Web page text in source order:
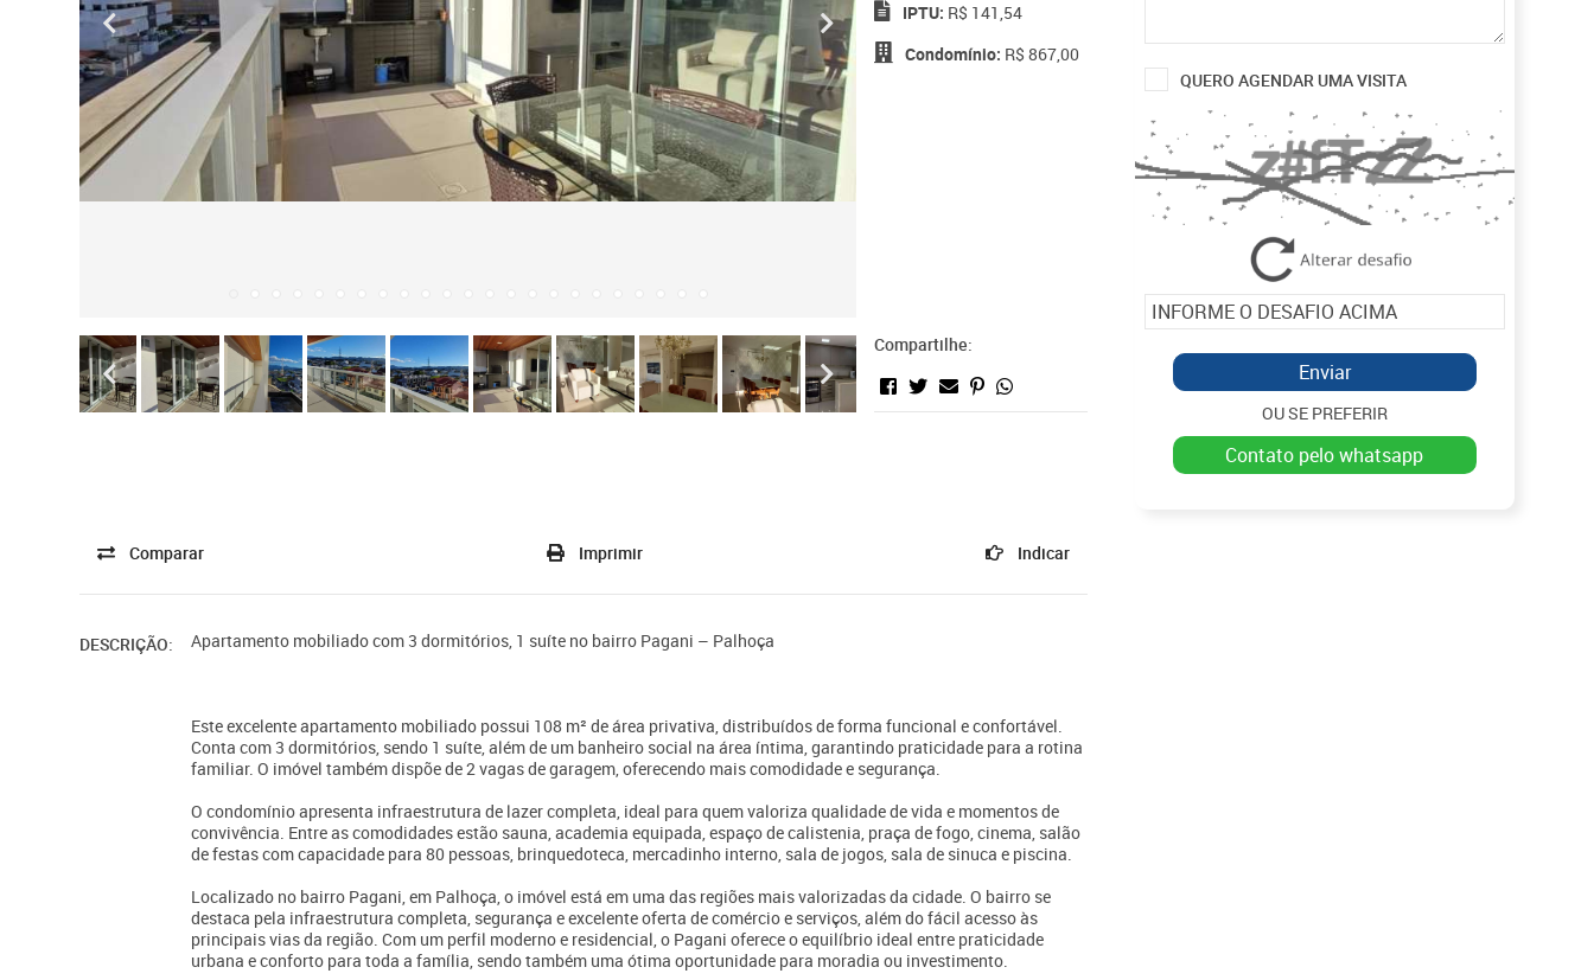
QUERO AGENDAR UMA VISITA
Enviar
OU SE PREFERIR
contato pelo whatsapp
IPTU: R$ 141,54
Condomínio: R$ 867,00
Compartilhe:
Comparar Imprimir Indicar
DESCRIÇÃO: Apartamento mobiliado com 3 dormitórios, 1 suíte no bairro Pagani – Palhoça
Este excelente apartamento mobiliado possui 108 m² de área privativa, distribuídos de forma funcional e confortável.
Conta com 3 dormitórios, sendo 1 suíte, além de um banheiro social na área íntima, garantindo praticidade para a rotina
familiar. O imóvel também dispõe de 2 vagas de garagem, oferecendo mais comodidade e segurança.
O condomínio apresenta infraestrutura de lazer completa, ideal para quem valoriza qualidade de vida e momentos de
convivência. Entre as comodidades estão sauna, academia equipada, espaço de calistenia, praça de fogo, cinema, salão
de festas com capacidade para 80 pessoas, brinquedoteca, mercadinho interno, sala de jogos, sala de sinuca e piscina.
Localizado no bairro Pagani, em Palhoça, o imóvel está em uma das regiões mais valorizadas da cidade. O bairro se
destaca pela infraestrutura completa, segurança e excelente oferta de comércio e serviços, além do fácil acesso às
principais vias da região. Com um perfil moderno e residencial, o Pagani oferece o equilíbrio ideal entre praticidade
urbana e conforto para toda a família, sendo também uma ótima oportunidade para moradia ou investimento.